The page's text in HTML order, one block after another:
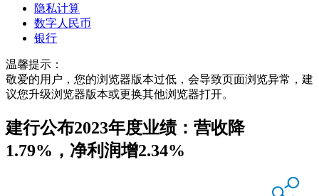
隐私计算
数字人民币
银行
温馨提示：
敬爱的用户，您的浏览器版本过低，会导致页面浏览异常，建
议您升级浏览器版本或更换其他浏览器打开。
建行公布2023年度业绩：营收降
1.79%，净利润增2.34%